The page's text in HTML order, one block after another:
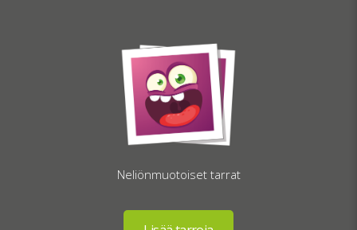
Neliönmuotoiset tarrat